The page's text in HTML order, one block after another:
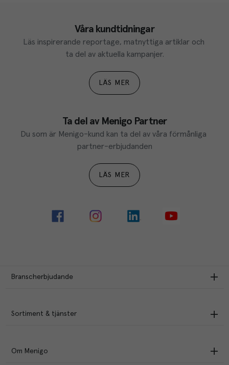
Våra kundtidningar
Läs inspirerande reportage, matnyttiga artiklar och
ta del av aktuella kampanjer.
LÄS MER
Ta del av Menigo Partner
Du som är Menigo-kund kan ta del av våra förmånliga
partner-erbjudanden
LÄS MER
Branscherbjudande
Sortiment & tjänster
Om Menigo